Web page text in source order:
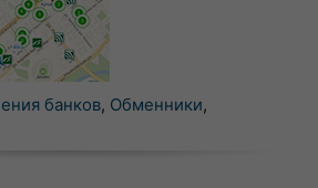
банков, Обменники,